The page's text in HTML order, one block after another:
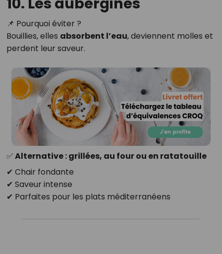
📌 Pourquoi éviter ?
Bouillies, elles absorbent l’eau, deviennent molles et
perdent leur saveur.
✅ Alternative : grillées, au four ou en ratatouille
✔ Chair fondante
✔ Saveur intense
✔ Parfaites pour les plats méditerranéens